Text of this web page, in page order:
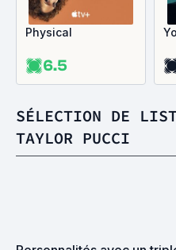
Physical
6.5
SÉLECTION DE
TAYLOR PUCCI